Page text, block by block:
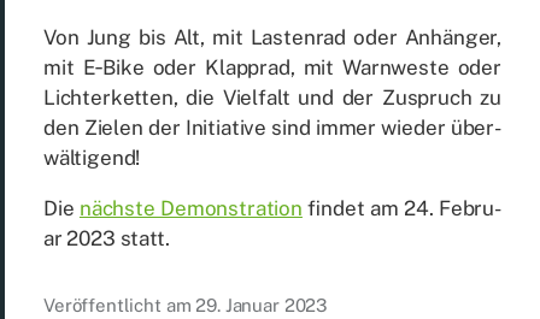
Von Jung bis Alt, mit Las­ten­rad oder An­hän­ger,
mit E‑Bike oder Klapp­rad, mit Warn­wes­te oder
Lich­ter­ket­ten, die Viel­falt und der Zu­spruch zu
den Zie­len der In­itia­ti­ve sind im­mer wie­der über­
wäl­ti­gend!
Die nächs­te De­mons­tra­ti­on fin­det am 24. Fe­bru­
ar 2023 statt.
Veröffentlicht am 29. Januar 2023